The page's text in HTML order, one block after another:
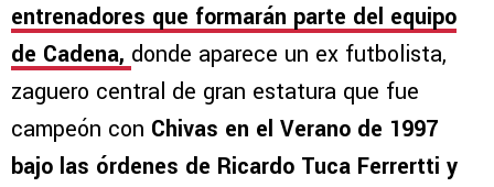
entrenadores que formarán parte del equipo
de Cadena, donde aparece un ex futbolista,
zaguero central de gran estatura que fue
campeón con Chivas en el Verano de 1997
bajo las órdenes de Ricardo Tuca Ferrertti y